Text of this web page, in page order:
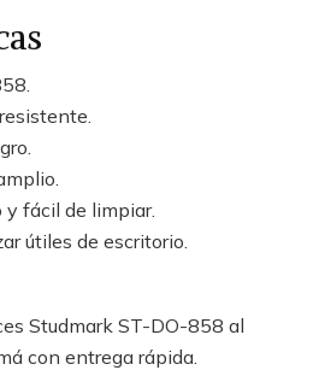
fácil de limpiar.
útiles de escritorio.
Studmark ST-DO-858 al
con entrega rápida.